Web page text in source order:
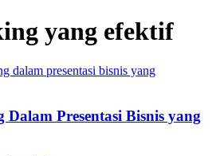
yang efektif
Presentasi Bisnis yang